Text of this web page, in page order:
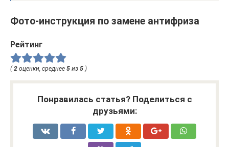
Фото-инструкция по замене антифриза
Рейтинг
(2 оценки, среднее 5 из 5 )
Понравилась статья? Поделиться с
друзьями: